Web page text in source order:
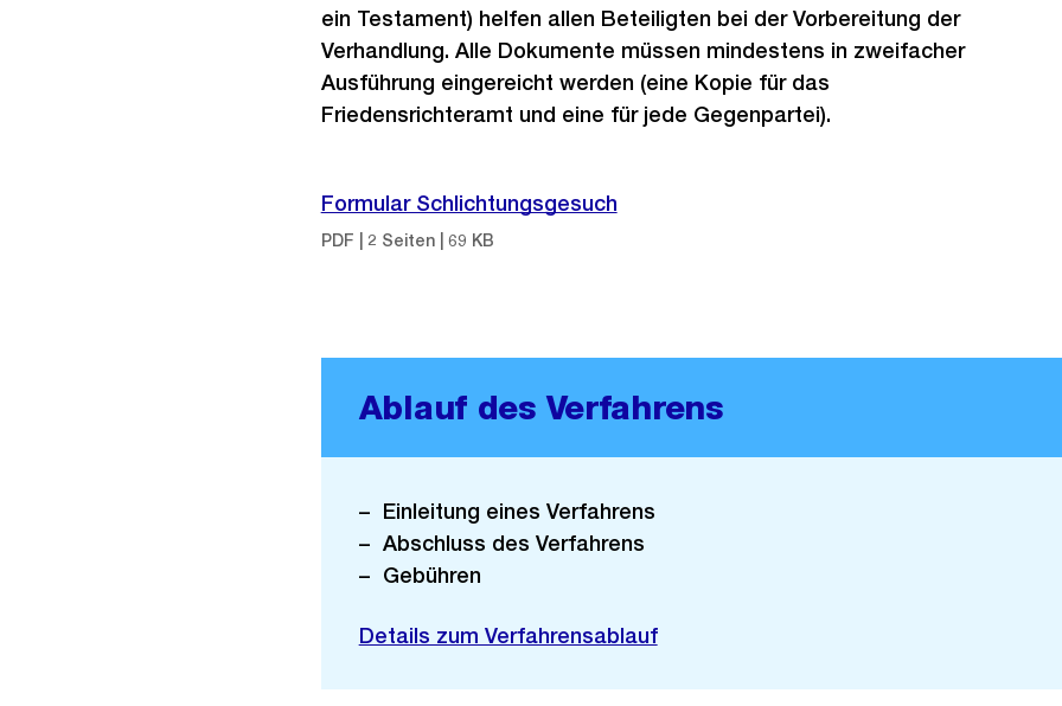
ein Testament) helfen allen Beteiligten bei der Vorbereitung der
Verhandlung. Alle Dokumente müssen mindestens in zweifacher
Ausführung eingereicht werden (eine Kopie für das
Friedensrichteramt und eine für jede Gegenpartei).
Formular Schlichtungsgesuch
PDF | 2 Seiten | 69 KB
Ablauf des Verfahrens
Einleitung eines Verfahrens
Abschluss des Verfahrens
Gebühren
Details zum Verfahrensablauf